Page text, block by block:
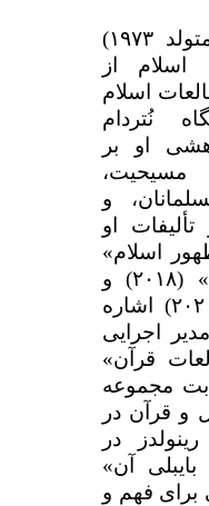
گابریل سعید رینولدز (متولد ۱۹۷۳)
اسلام از
اسلام
نُتردام
او بر
مسیحیت،
و
او
اسلام»
(۲۰۱۲)، «قرآن و بایبل» (۲۰۱۸) و
«اللّه: خدا در قرآن» (۲۰۲۰) اشاره
اجرایی
قرآن»
مجموعه
و قرآن در
در
آن»
برای فهم و